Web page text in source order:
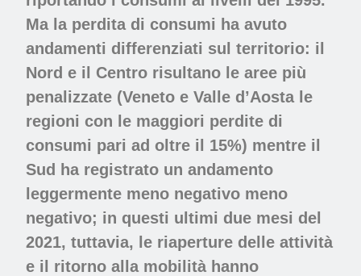
Ma la perdita di consumi ha avuto
andamenti differenziati sul territorio: il
Nord e il Centro risultano le aree più
penalizzate (Veneto e Valle d’Aosta le
regioni con le maggiori perdite di
consumi pari ad oltre il 15%) mentre il
Sud ha registrato un andamento
leggermente meno negativo meno
negativo; in questi ultimi due mesi del
2021, tuttavia, le riaperture delle attività
e il ritorno alla mobilità hanno